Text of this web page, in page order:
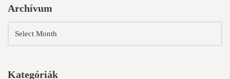
Archívum
Kategóriák